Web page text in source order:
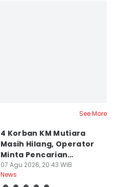
See More
4 Korban KM Mutiara
Masih Hilang, Operator
Minta Pencarian
Dilanjut
07 Agu 2026, 20:43 WIB
News